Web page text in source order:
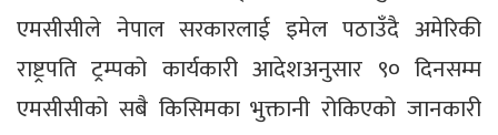
एमसीसीले नेपाल सरकारलाई इमेल पठाउँदै अमेरिकी
राष्ट्रपति ट्रम्पको कार्यकारी आदेशअनुसार ९० दिनसम्म
एमसीसीको सबै किसिमका भुक्तानी रोकिएको जानकारी